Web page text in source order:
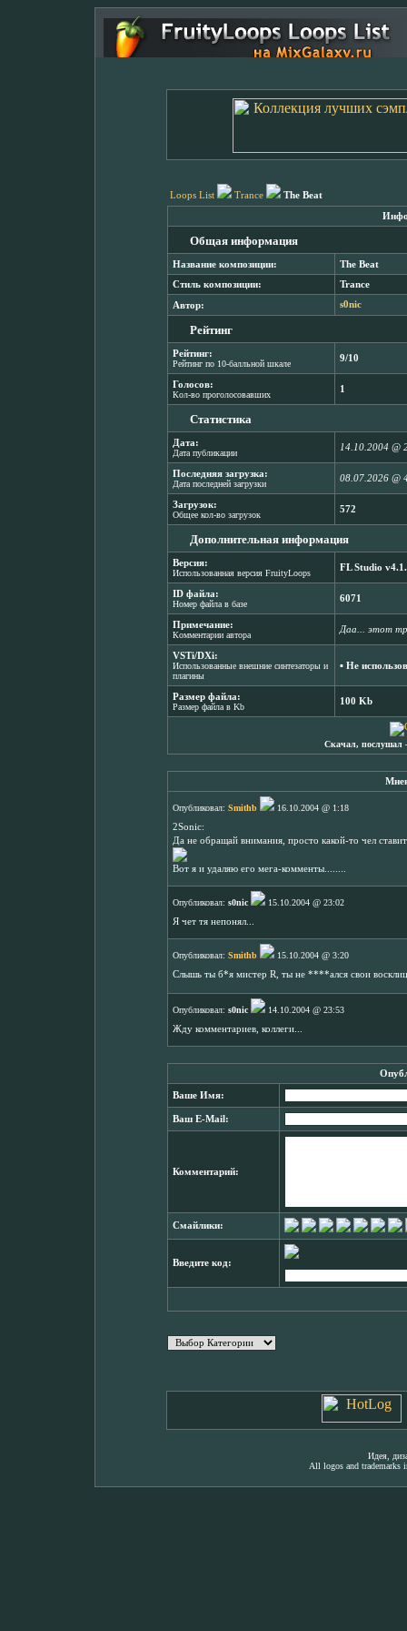
Loops List Trance The Beat
Общая информация
Название композиции: The Beat
Стиль композиции: Trance
Автор: s0nic
Рейтинг
Рейтинг:
Рейтинг по 10-балльной шкале
9/10
Голосов:
Кол-во проголосовавших
1
Статистика
Дата:
Дата публикации
14.10.2004 @
Последняя загрузка:
Дата последней загрузки
08.07.2026 @
Загрузок:
Общее кол-во загрузок
572
Дополнительная информация
Версия:
Использованная версия FruityLoops
FL Studio
ID файла:
Номер файла в базе
6071
Примечание:
Комментарии автора
Даа... этот
VSTi/DXi:
Использованные внешние синтезаторы и
плагины
▪ Не
Размер файла:
Размер файла в Kb
100 Kb
Скачал, послушал
Опубликовал: Smithb
16.10.2004 @ 1:18
2Sonic:
Да не обращай внимания, просто какой-то чел
Вот я и удаляю его мега-комменты........
Опубликовал: s0nic
15.10.2004 @ 23:02
Я чет тя непонял...
Опубликовал: Smithb
15.10.2004 @ 3:20
Слышь ты б*я мистер R, ты не ****ался свои
Опубликовал: s0nic
14.10.2004 @ 23:53
Жду комментариев, коллеги...
Ваше Имя:
Ваш E-Mail:
Комментарий:
Смайлики:
Введите код:
Идея,
All logos and trademarks